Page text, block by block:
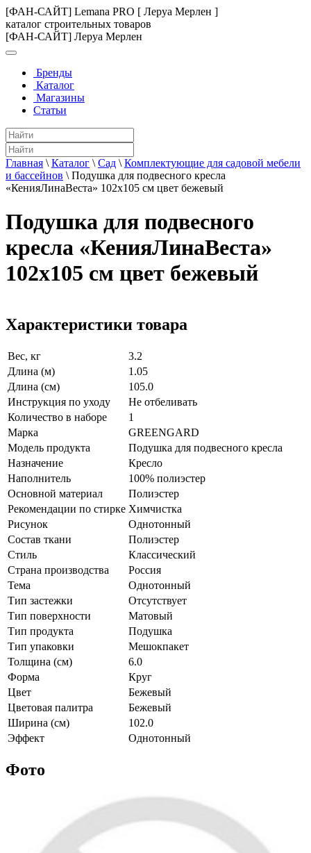
[ФАН-САЙТ] Lemana PRO [ Леруа Мерлен ]
каталог строительных товаров
[ФАН-САЙТ] Леруа Мерлен
Бренды
Каталог
Магазины
Статьи
Главная \ Каталог \ Сад \ Комплектующие для садовой мебели
и бассейнов \ Подушка для подвесного кресла
«КенияЛинаВеста» 102x105 см цвет бежевый
Подушка для подвесного
кресла «КенияЛинаВеста»
102x105 см цвет бежевый
Характеристики товара
Вес, кг
3.2
Длина (м)
1.05
Длина (см)
105.0
Инструкция по уходу
Не отбеливать
Количество в наборе
1
Марка
GREENGARD
Модель продукта
Подушка для подвесного кресла
Назначение
Кресло
Наполнитель
100% полиэстер
Основной материал
Полиэстер
Рекомендации по стирке Химчистка
Рисунок
Однотонный
Состав ткани
Полиэстер
Стиль
Классический
Страна производства
Россия
Тема
Однотонный
Тип застежки
Отсутствует
Тип поверхности
Матовый
Тип продукта
Подушка
Тип упаковки
Мешокпакет
Толщина (см)
6.0
Форма
Круг
Цвет
Бежевый
Цветовая палитра
Бежевый
Ширина (см)
102.0
Эффект
Однотонный
Фото